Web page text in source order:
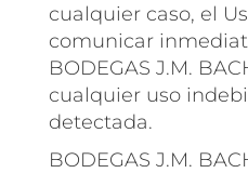
cualquier caso, el
comunicar
BODEGAS J.M.
cualquier uso
detectada.
BODEGAS J.M.